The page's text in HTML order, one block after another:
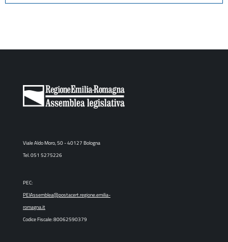
Viale Aldo Moro, 50 - 40127 Bologna
Tel. 051 5275226
PEC:
PEIAssemblea@postacert.regione.emilia-
romagna.it
Codice Fiscale: 80062590379